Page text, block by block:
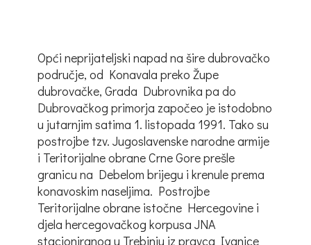
Opći neprijateljski napad na šire dubrovačko
područje, od Konavala preko Župe
dubrovačke, Grada Dubrovnika pa do
Dubrovačkog primorja započeo je istodobno
u jutarnjim satima 1. listopada 1991. Tako su
postrojbe tzv. Jugoslavenske narodne armije
i Teritorijalne obrane Crne Gore prešle
granicu na Debelom brijegu i krenule prema
konavoskim naseljima. Postrojbe
Teritorijalne obrane istočne Hercegovine i
djela hercegovačkog korpusa JNA
stacioniranog u Trebinju iz pravca Ivanice